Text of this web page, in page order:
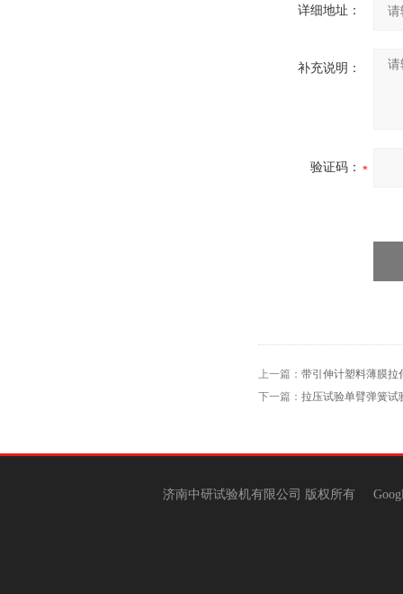
详细地址：
补充说明：
验证码：
上一篇： 带引伸计塑料薄膜拉
下一篇： 拉压试验单臂弹簧试
济南中研试验机有限公司 版权所有